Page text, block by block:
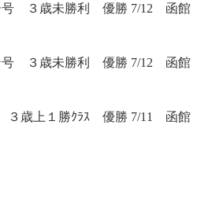
号 ３歳未勝利 優勝 7/12 函館
号 ３歳未勝利 優勝 7/12 函館
歳上１勝ｸﾗｽ 優勝 7/11 函館